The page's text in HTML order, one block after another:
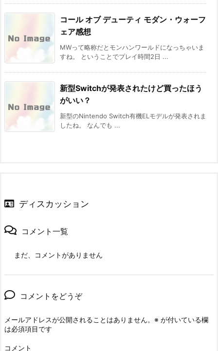
コール オブ デューティ モダン・ウォーフ
ェア感想
MWって略称だとモンハンワールドになっちゃいま
すね。 ということでプレイ時間2日 ...
新型Switchが発表されたけど買ったほう
がいい？
新型のNintendo Switch有機ELモデルが発表されま
したね。 なんでも ...
ディスカッション
コメント一覧
まだ、コメントがありません
コメントをどうぞ
メールアドレスが公開されることはありません。 ※ が付いている欄
は必須項目です
コメント